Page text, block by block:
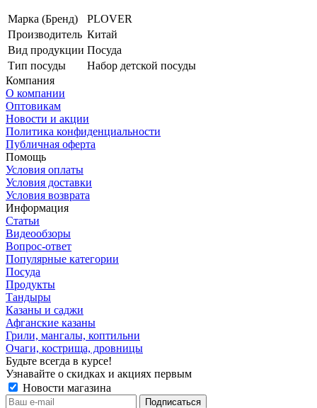
Марка (Бренд)
PLOVER
Производитель Китай
Вид продукции Посуда
Тип посуды
Набор детской посуды
Компания
О компании
Оптовикам
Новости и акции
Политика конфиденциальности
Публичная оферта
Помощь
Условия оплаты
Условия доставки
Условия возврата
Информация
Статьи
Видеообзоры
Вопрос-ответ
Популярные категории
Посуда
Продукты
Тандыры
Казаны и саджи
Афганские казаны
Грили, мангалы, коптильни
Очаги, кострища, дровницы
Будьте всегда в курсе!
Узнавайте о скидках и акциях первым
Новости магазина